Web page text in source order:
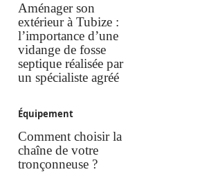
Aménager son
extérieur à Tubize :
l’importance d’une
vidange de fosse
septique réalisée par
un spécialiste agréé
Équipement
Comment choisir la
chaîne de votre
tronçonneuse ?